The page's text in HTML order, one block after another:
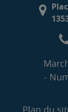
Plan du